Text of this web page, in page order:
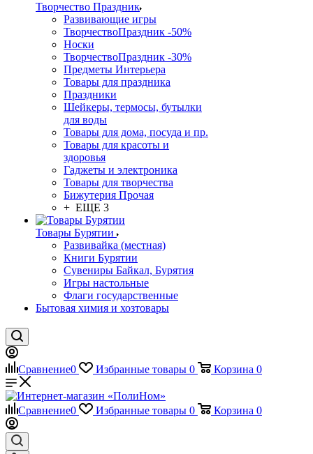
Творчество Праздник
Развивающие игры
ТворчествоПраздник -50%
Носки
ТворчествоПраздник -30%
Предметы Интерьера
Товары для праздника
Праздники
Шейкеры, термосы, бутылки
для воды
Товары для дома, посуда и пр.
Товары для красоты и
здоровья
Гаджеты и электроника
Товары для творчества
Бижутерия Прочая
+ ЕЩЕ 3
Товары Бурятии
Развивайка (местная)
Книги Бурятии
Сувениры Байкал, Бурятия
Игры настольные
Флаги государственные
Бытовая химия и хозтовары
Сравнение0 Избранные товары 0 Корзина 0
Сравнение0 Избранные товары 0 Корзина 0